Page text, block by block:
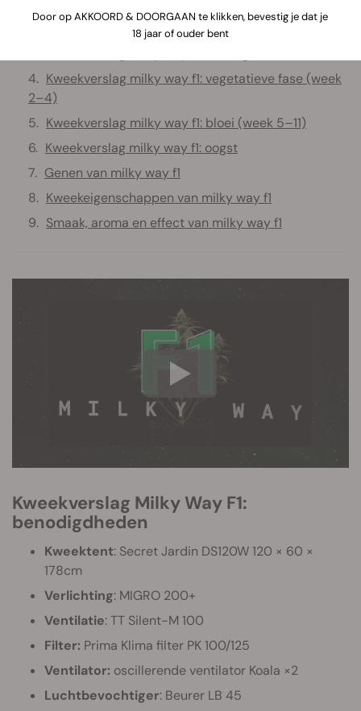
Kweekverslag milky way f1: benodigdheden
Kweekverslag milky way f1: vegetatieve fase (week
2–4)
Kweekverslag milky way f1: bloei (week 5–11)
Kweekverslag milky way f1: oogst
Genen van milky way f1
Kweekeigenschappen van milky way f1
Smaak, aroma en effect van milky way f1
Kweekverslag Milky Way F1:
benodigdheden
Kweektent: Secret Jardin DS120W 120 × 60 ×
178cm
Verlichting: MIGRO 200+
Ventilatie: TT Silent-M 100
Filter: Prima Klima filter PK 100/125
Ventilator: oscillerende ventilator Koala ×2
Luchtbevochtiger: Beurer LB 45
Door op AKKOORD & DOORGAAN te klikken, bevestig je dat je
18 jaar of ouder bent